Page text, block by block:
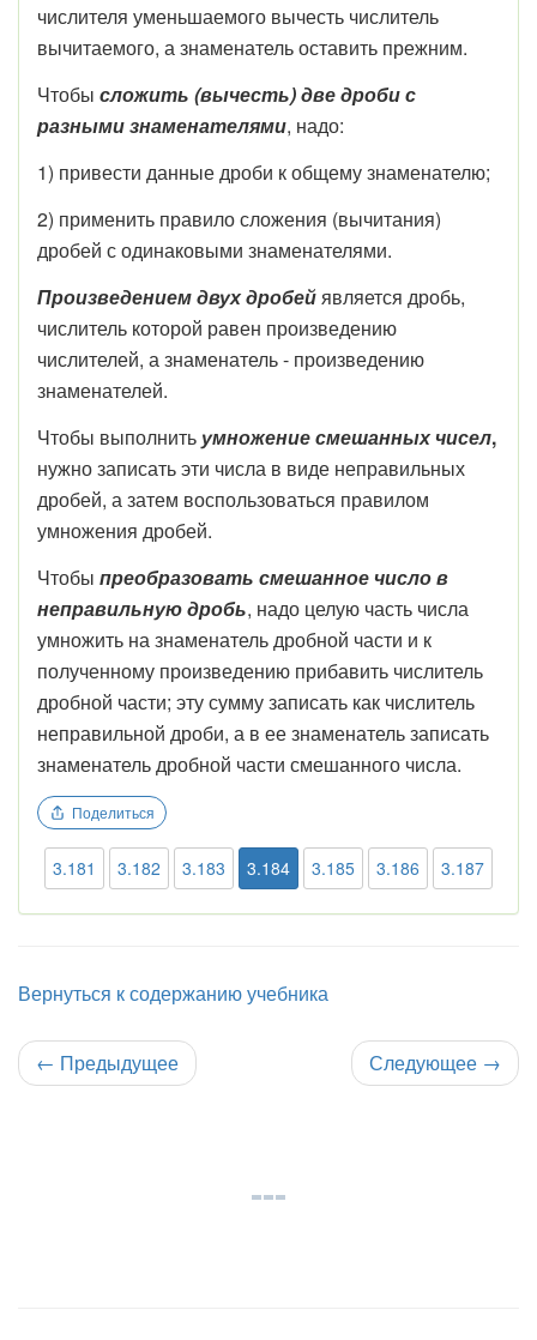
числителя уменьшаемого вычесть числитель
вычитаемого, а знаменатель оставить прежним.
Чтобы сложить (вычесть) две дроби с
разными знаменателями, надо:
1) привести данные дроби к общему знаменателю;
2) применить правило сложения (вычитания)
дробей с одинаковыми знаменателями.
Произведением двух дробей является дробь,
числитель которой равен произведению
числителей, а знаменатель - произведению
знаменателей.
Чтобы выполнить умножение смешанных чисел,
нужно записать эти числа в виде неправильных
дробей, а затем воспользоваться правилом
умножения дробей.
Чтобы преобразовать смешанное число в
неправильную дробь, надо целую часть числа
умножить на знаменатель дробной части и к
полученному произведению прибавить числитель
дробной части; эту сумму записать как числитель
неправильной дроби, а в ее знаменатель записать
знаменатель дробной части смешанного числа.
Поделиться
3.181 3.182 3.183 3.184 3.185 3.186 3.187
Вернуться к содержанию учебника
← Предыдущее Следующее →